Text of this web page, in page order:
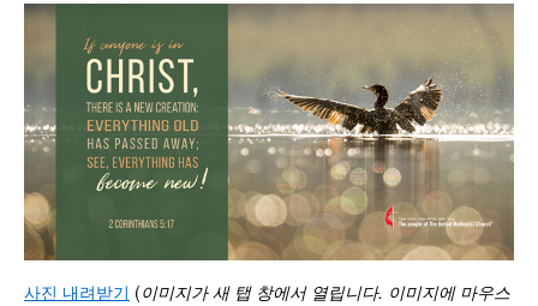
사진 내려받기 (이미지가 새 탭 창에서 열립니다. 이미지에 마우스